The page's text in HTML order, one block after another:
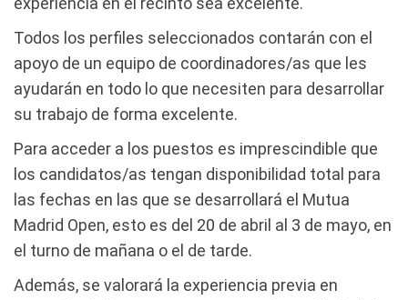
Todos los perfiles seleccionados contarán con el
apoyo de un equipo de coordinadores/as que les
ayudarán en todo lo que necesiten para desarrollar
su trabajo de forma excelente.
Para acceder a los puestos es imprescindible que
los candidatos/as tengan disponibilidad total para
las fechas en las que se desarrollará el Mutua
Madrid Open, esto es del 20 de abril al 3 de mayo, en
el turno de mañana o el de tarde.
Además, se valorará la experiencia previa en